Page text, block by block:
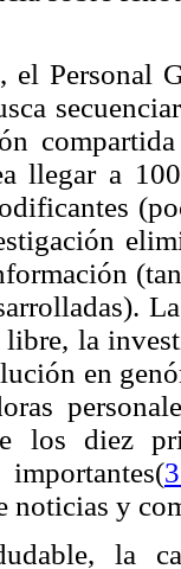
el Personal
llegar a
la
en
los diez
noticias y
la